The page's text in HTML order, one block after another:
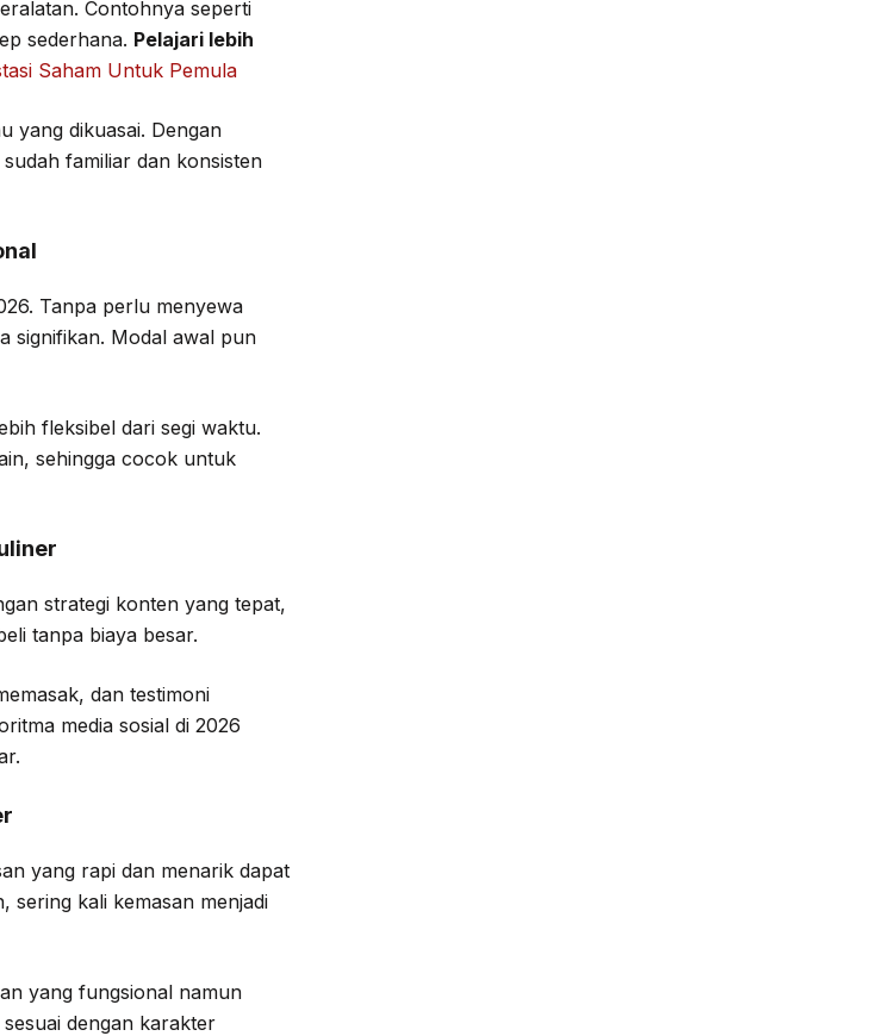
Contohnya seperti
sederhana. Pelajari lebih
Saham Untuk Pemula
yang dikuasai. Dengan
familiar dan konsisten
Tanpa perlu menyewa
signifikan. Modal awal pun
fleksibel dari segi waktu.
sehingga cocok untuk
strategi konten yang tepat,
tanpa biaya besar.
dan testimoni
media sosial di 2026
yang rapi dan menarik dapat
sering kali kemasan menjadi
yang fungsional namun
dengan karakter